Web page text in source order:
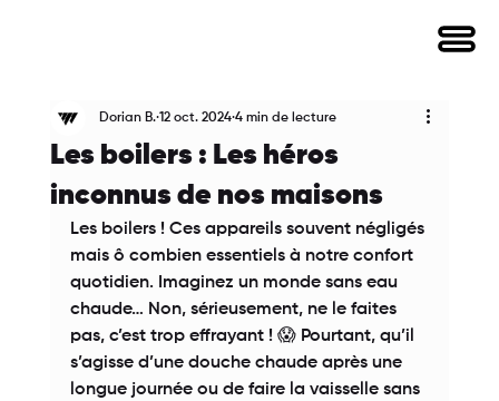
Les boilers : Les héros
inconnus de nos maisons
Dorian B. 12 oct. 2024 4 min de lecture
Les boilers ! Ces appareils souvent négligés
mais ô combien essentiels à notre confort
quotidien. Imaginez un monde sans eau
chaude… Non, sérieusement, ne le faites
pas, c’est trop effrayant ! 😱 Pourtant, qu’il
s’agisse d’une douche chaude après une
longue journée ou de faire la vaisselle sans